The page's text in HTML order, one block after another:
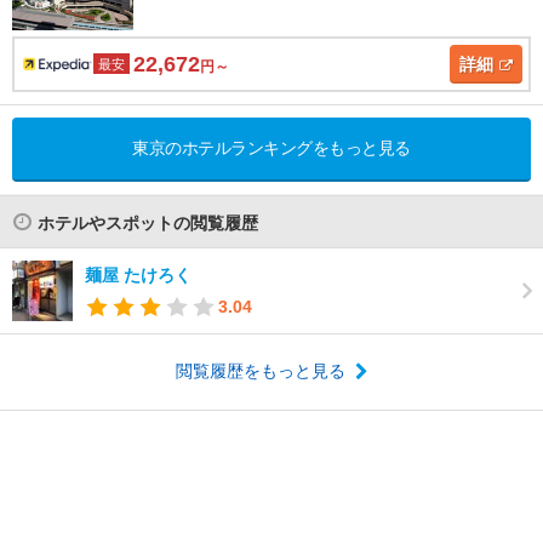
最安 22,672円～ 詳細
東京のホテルランキングをもっと見る
ホテルやスポットの閲覧履歴
麺屋 たけろく
3.04
閲覧履歴をもっと見る